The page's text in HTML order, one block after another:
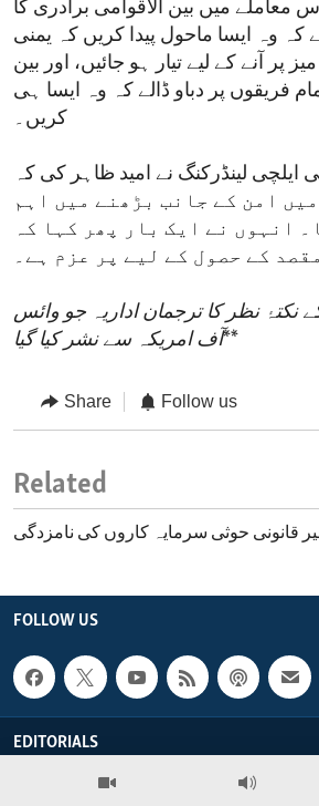
معاملے میں بین الاقوامی برادری کا
کہ وہ ایسا ماحول پیدا کریں کہ یمنی
پر آنے کے لیے تیار ہو جائیں، اور بین
فریقوں پر دباو ڈالے کہ وہ ایسا ہی
کریں۔
لینڈرکنگ نے امید ظاہر کی کہ
میں امن کے جانب بڑھنے میں اہم
انہوں نے ایک بار پھر کہا کہ
کے حصول کے لیے پر عزم ہے۔
نکتۂ نظر کا ترجمان اداریہ جو وائس
آف امریکہ سے نشر کیا گیا**
Share Follow us
Related
قانونی حوثی سرمایہ کاروں کی نامزدگی
FOLLOW US
EDITORIALS